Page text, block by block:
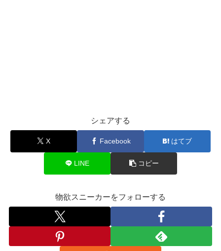
シェアする
X Facebook はてブ
LINE コピー
物欲スニーカーをフォローする